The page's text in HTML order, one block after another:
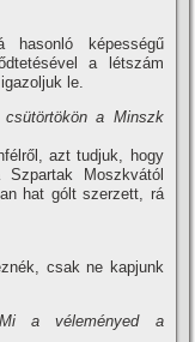
képességű
a létszám
le.
a Minszk
azt tudjuk, hogy
Moszkvától
hat gólt szerzett, rá
csak ne kapjunk
a véleményed a